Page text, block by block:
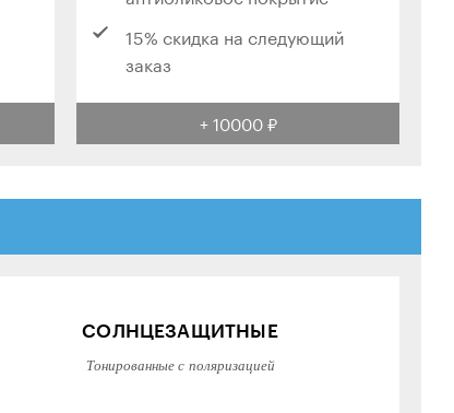
15% скидка на следующий
заказ
+ 10000 ₽
СОЛНЦЕЗАЩИТНЫЕ
Тонированные с поляризацией